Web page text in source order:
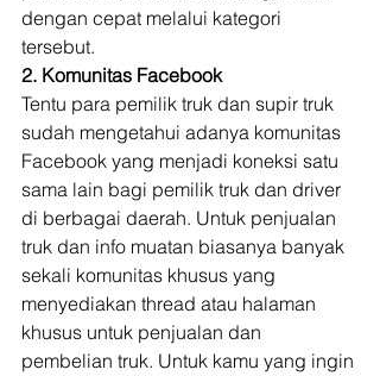
dengan cepat melalui kategori
tersebut.
2. Komunitas Facebook
Tentu para pemilik truk dan supir truk
sudah mengetahui adanya komunitas
Facebook yang menjadi koneksi satu
sama lain bagi pemilik truk dan driver
di berbagai daerah. Untuk penjualan
truk dan info muatan biasanya banyak
sekali komunitas khusus yang
menyediakan thread atau halaman
khusus untuk penjualan dan
pembelian truk. Untuk kamu yang ingin